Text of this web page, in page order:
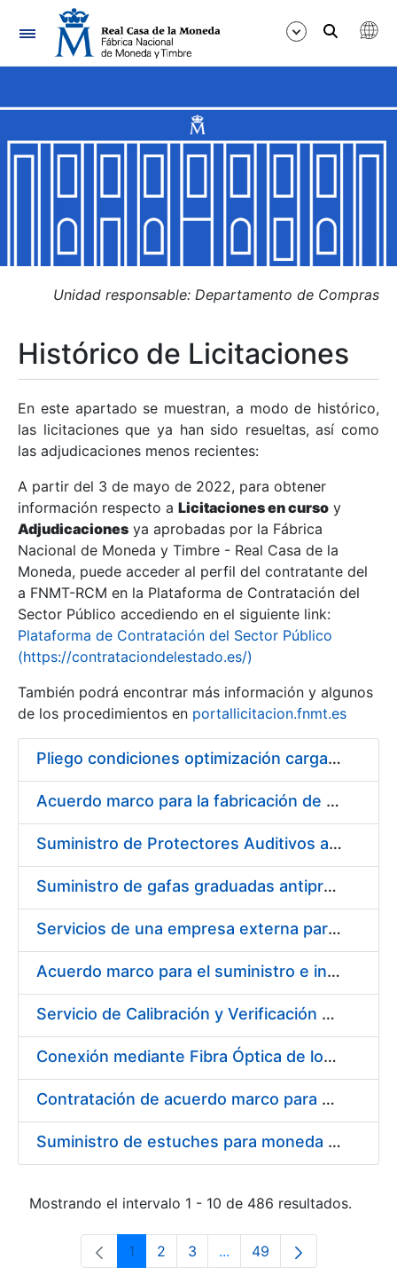
Navegación
Mostrar/Ocultar
Mostrar/Ocultar
Mostrar/Ocultar
Mostrar/Ocultar
Mostrar/Ocultar
Mostrar/Ocultar
Unidad responsable: Departamento de Compras
Histórico de Licitaciones
En este apartado se muestran, a modo de histórico,
las licitaciones que ya han sido resueltas, así como
las adjudicaciones menos recientes:
A partir del 3 de mayo de 2022, para obtener
información respecto a Licitaciones en curso y
Adjudicaciones ya aprobadas por la Fábrica
Nacional de Moneda y Timbre - Real Casa de la
Moneda, puede acceder al perfil del contratante del
a FNMT-RCM en la Plataforma de Contratación del
Sector Público accediendo en el siguiente link:
Plataforma de Contratación del Sector Público
(https://contrataciondelestado.es/)
También podrá encontrar más información y algunos
de los procedimientos en portallicitacion.fnmt.es
Pliego condiciones optimización cargas compras firmado
Acuerdo marco para la fabricación de piezas
Suministro de Protectores Auditivos a medida para las personas trabajadoras de los Centros de Trabajo de Madrid y Burgos
Suministro de gafas graduadas antiproyecciones para los trabajadores de la FNMT-RCM en los centros de trabajo de Madrid y Burgos
Servicios de una empresa externa para el asesoramiento y resolución de los recursos de alzada que se presentan relacionados con procesos de selección para la FNMT-RCM
Acuerdo marco para el suministro e instalación de persianas, estores y otros complementos
Servicio de Calibración y Verificación Externa de los Equipos de Medición del Servicio de Prevención de la FNMT-RCM
Conexión mediante Fibra Óptica de los Centros de Proceso de Datos (CPDs) de las sedes de la FNMT-RCM de Burgos y Madrid
Contratación de acuerdo marco para el Suministro de Material de Electricidad para la Fábrica Nacional de Moneda y Timbre-Real Casa de la Moneda en su centro de trabajo de Burgos
Suministro de estuches para moneda de 30 €
Mostrando el intervalo 1 - 10 de 486 resultados.
Página
1 Página
2 Página
3 ...Páginas intermedias Use
Página
49